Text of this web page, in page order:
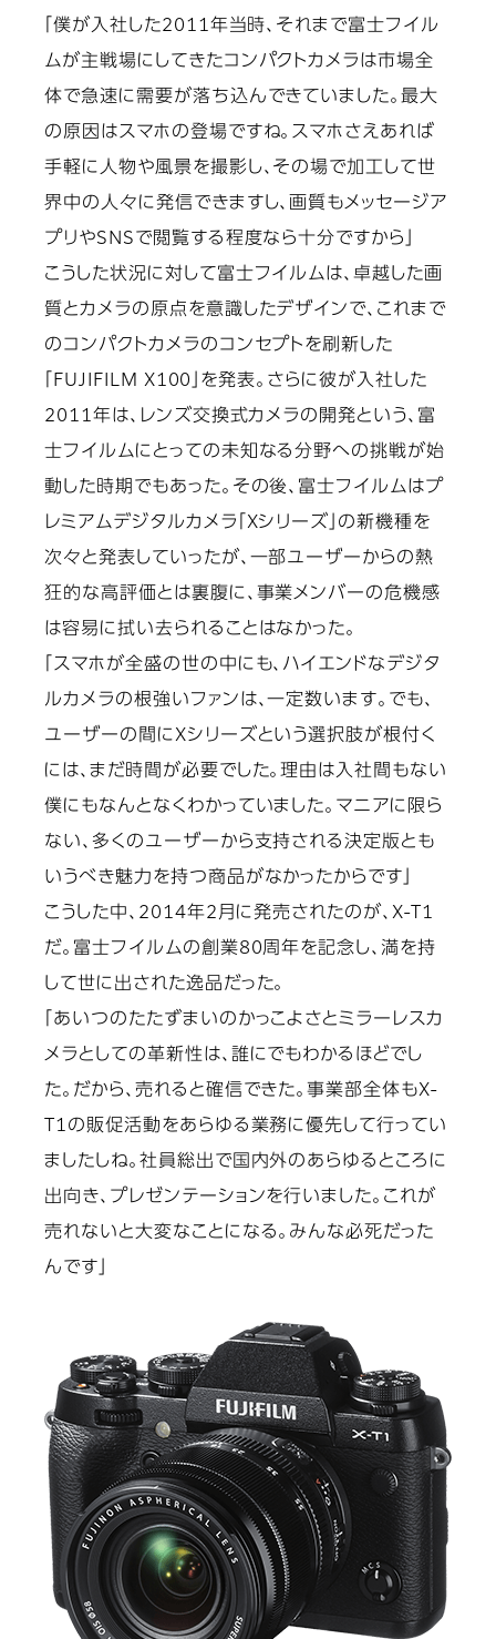
「僕が入社した2011年当時、それまで富士フイル
ムが主戦場にしてきたコンパクトカメラは市場全
体で急速に需要が落ち込んできていました。最大
の原因はスマホの登場ですね。スマホさえあれば
手軽に人物や風景を撮影し、その場で加工して世
界中の人々に発信できますし、画質もメッセージア
プリやSNSで閲覧する程度なら十分ですから」
こうした状況に対して富士フイルムは、卓越した画
質とカメラの原点を意識したデザインで、これまで
のコンパクトカメラのコンセプトを刷新した
「FUJIFILM X100」を発表。さらに彼が入社した
2011年は、レンズ交換式カメラの開発という、富
士フイルムにとっての未知なる分野への挑戦が始
動した時期でもあった。その後、富士フイルムはプ
レミアムデジタルカメラ「Xシリーズ」の新機種を
次々と発表していったが、一部ユーザーからの熱
狂的な高評価とは裏腹に、事業メンバーの危機感
は容易に拭い去られることはなかった。
「スマホが全盛の世の中にも、ハイエンドなデジタ
ルカメラの根強いファンは、一定数います。でも、
ユーザーの間にXシリーズという選択肢が根付く
には、まだ時間が必要でした。理由は入社間もない
僕にもなんとなくわかっていました。マニアに限ら
ない、多くのユーザーから支持される決定版とも
いうべき魅力を持つ商品がなかったからです」
こうした中、2014年2月に発売されたのが、X-T1
だ。富士フイルムの創業80周年を記念し、満を持
して世に出された逸品だった。
「あいつのたたずまいのかっこよさとミラーレスカ
メラとしての革新性は、誰にでもわかるほどでし
た。だから、売れると確信できた。事業部全体もX-
T1の販促活動をあらゆる業務に優先して行ってい
ましたしね。社員総出で国内外のあらゆるところに
出向き、プレゼンテーションを行いました。これが
売れないと大変なことになる。みんな必死だった
んです」